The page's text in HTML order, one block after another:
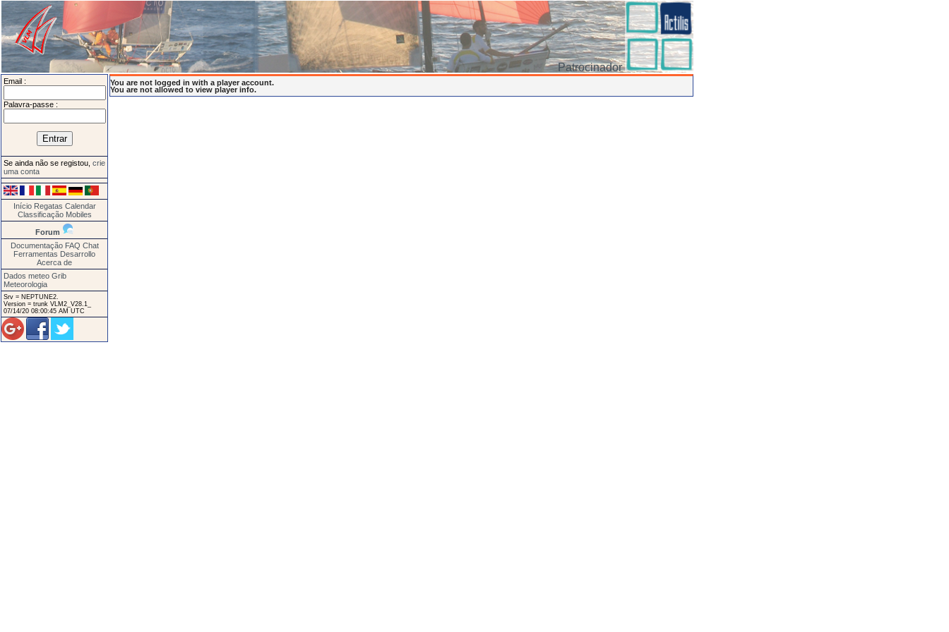
Patrocinador
Email :
Palavra-passe :
Se ainda não se registou, crie
uma conta
Início Regatas Calendar
Classificação Mobiles
Forum
Documentação FAQ Chat
Ferramentas Desarrollo
Acerca de
Dados meteo Grib
Meteorologia
Srv = NEPTUNE2.
Version = trunk VLM2_V28.1_
07/14/20 08:00:45 AM UTC
You are not logged in with a player account.
You are not allowed to view player info.